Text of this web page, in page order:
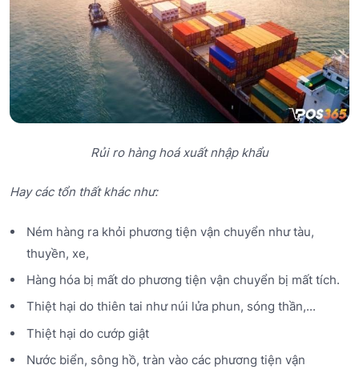
Rủi ro hàng hoá xuất nhập khẩu
Hay các tổn thất khác như:
Ném hàng ra khỏi phương tiện vận chuyển như tàu,
thuyền, xe,
Hàng hóa bị mất do phương tiện vận chuyển bị mất tích.
Thiệt hại do thiên tai như núi lửa phun, sóng thần,...
Thiệt hại do cướp giật
Nước biển, sông hồ, tràn vào các phương tiện vận